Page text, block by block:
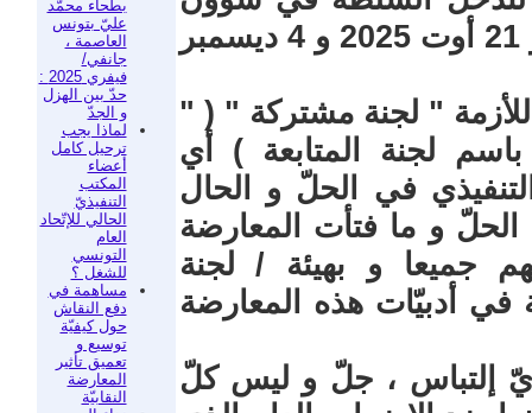
بطحاء محمّد
عليّ بتونس
العاصمة ،
جانفي/
فيفري 2025 :
حدّ بين الهزل
و الجدّ
لماذا يجب
ترحيل كامل
أعضاء
المكتب
التنفيذيّ
الحالي للإتّحاد
العام
التونسي
للشغل ؟
مساهمة في
دفع النقاش
حول كيفيّة
توسيع و
تعميق تأثير
المعارضة
النقابيّة
الإتّحاد ( راجعوا بيانات 7 أوت 2025 و 21 أوت 2025 و 4 ديسمبر
للأزمة " لجنة مشتركة " ( "
لجنة المتابعة ) أي
في الحلّ و الحال
و ما فتأت المعارضة
جميعا و بهيئة / لجنة
أدبيّات هذه المعارضة
إلتباس ، جلّ و ليس كلّ